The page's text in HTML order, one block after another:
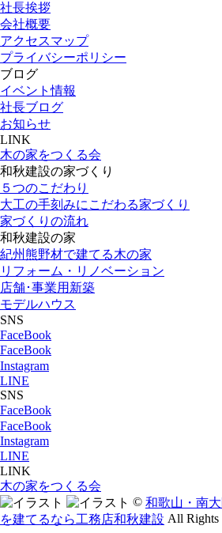
社長挨拶
会社概要
アクセスマップ
プライバシーポリシー
ブログ
イベント情報
社長ブログ
お知らせ
LINK
木の家をつくる会
和秋建設の家づくり
５つのこだわり
大工の手刻みにこだわる家づくり
家づくりの流れ
和秋建設の家
紀州熊野材で建てる木の家
リフォーム・リノベーション
店舗･事業用新築
モデルハウス
SNS
FaceBook
FaceBook
Instagram
LINE
SNS
FaceBook
FaceBook
Instagram
LINE
LINK
木の家をつくる会
© 和歌山・南
を建てるなら工務店和秋建設 All Rights